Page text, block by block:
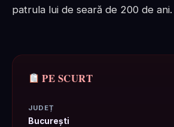
patrula lui de seară de 200 de ani.
PE SCURT
JUDEȚ
București